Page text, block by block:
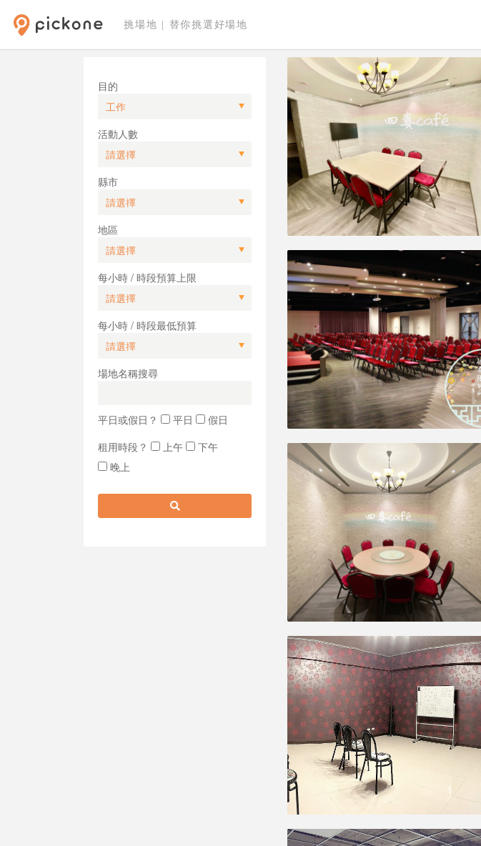
挑場地 | 替你挑選好場地
目的
活動人數
縣市
地區
每小時 / 時段預算上限
每小時 / 時段最低預算
場地名稱搜尋
平日或假日？ 平日
假日
租用時段？
上午
下午
晚上